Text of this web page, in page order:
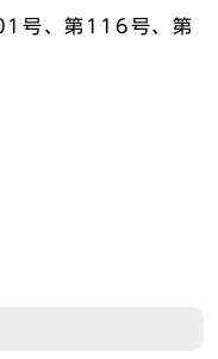
号、第116号、第